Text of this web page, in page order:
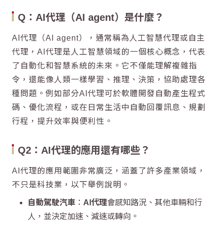
Q： AI代理 （AI agent）是什麼？
AI代理
（AI agent），通常稱為人工智慧代理或自主
代理， AI代理是人工智慧領域的一個核心概念，代表
了自動化和智慧系統的未來。它不僅能理解複雜指
令，還能像人類一樣學習、推理、決策，協助處理各
種問題。例如部分AI代理可於軟體開發自動產生程式
碼、優化流程，或在日常生活中自動回覆訊息、規劃
行程，提升效率與便利性。
Q2： AI代理的應用還有哪些？
AI代理的應用範圍非常廣泛，涵蓋了許多產業領域，
不只是科技業，以下舉例說明。
自動駕駛汽車 ： AI代理會感知路況、其他車輛和行
人，並決定加速、減速或轉向。